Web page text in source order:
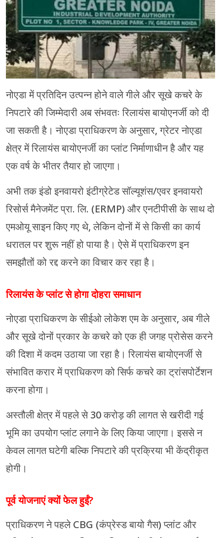
नोएडा में प्रतिदिन उत्पन्न होने वाले गीले और सूखे कचरे के
निपटारे की जिम्मेदारी अब संभवतः रिलायंस बायोएनर्जी को दी
जा सकती है। नोएडा प्राधिकरण के अनुसार, ग्रेटर नोएडा
क्षेत्र में रिलायंस बायोएनर्जी का प्लांट निर्माणाधीन है और यह
एक वर्ष के भीतर तैयार हो जाएगा।
अभी तक इंडो इनवायरो इंटीग्रेटेड सॉल्यूशंस/एवर इनवायरो
रिसोर्स मैनेजमेंट प्रा. लि. (ERMP) और एनटीपीसी के साथ दो
एमओयू साइन किए गए थे, लेकिन दोनों में से किसी का कार्य
धरातल पर शुरू नहीं हो पाया है। ऐसे में प्राधिकरण इन
समझौतों को रद्द करने का विचार कर रहा है।
रिलायंस के प्लांट से होगा दोहरा समाधान
नोएडा प्राधिकरण के सीईओ लोकेश एम के अनुसार, अब गीले
और सूखे दोनों प्रकार के कचरे को एक ही जगह प्रोसेस करने
की दिशा में कदम उठाया जा रहा है। रिलायंस बायोएनर्जी से
संभावित करार में प्राधिकरण को सिर्फ कचरे का ट्रांसपोर्टेशन
करना होगा।
अस्तौली क्षेत्र में पहले से 30 करोड़ की लागत से खरीदी गई
भूमि का उपयोग प्लांट लगाने के लिए किया जाएगा। इससे न
केवल लागत घटेगी बल्कि निपटारे की प्रक्रिया भी केंद्रीकृत
होगी।
पूर्व योजनाएं क्यों फेल हुईं?
प्राधिकरण ने पहले CBG (कंप्रेस्ड बायो गैस) प्लांट और
गोरखपुर
प्रयागराज
रामपुर